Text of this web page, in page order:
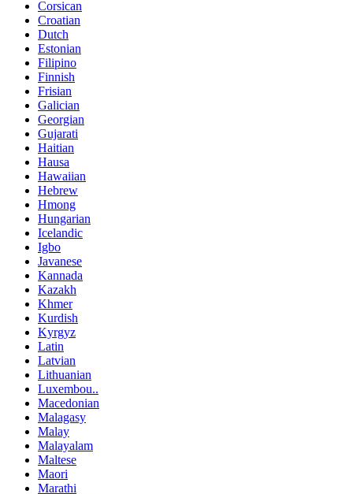
Corsican
Croatian
Dutch
Estonian
Filipino
Finnish
Frisian
Galician
Georgian
Gujarati
Haitian
Hausa
Hawaiian
Hebrew
Hmong
Hungarian
Icelandic
Igbo
Javanese
Kannada
Kazakh
Khmer
Kurdish
Kyrgyz
Latin
Latvian
Lithuanian
Luxembou..
Macedonian
Malagasy
Malay
Malayalam
Maltese
Maori
Marathi